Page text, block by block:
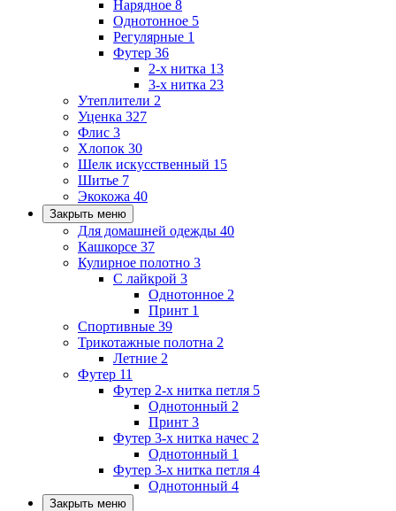
Нарядное 8
Однотонное 5
Регулярные 1
Футер 36
2-х нитка 13
3-х нитка 23
Утеплители 2
Уценка 327
Флис 3
Хлопок 30
Шелк искусственный 15
Шитье 7
Экокожа 40
Закрыть меню
Для домашней одежды 40
Кашкорсе 37
Кулирное полотно 3
С лайкрой 3
Однотонное 2
Принт 1
Спортивные 39
Трикотажные полотна 2
Летние 2
Футер 11
Футер 2-х нитка петля 5
Однотонный 2
Принт 3
Футер 3-х нитка начес 2
Однотонный 1
Футер 3-х нитка петля 4
Однотонный 4
Закрыть меню